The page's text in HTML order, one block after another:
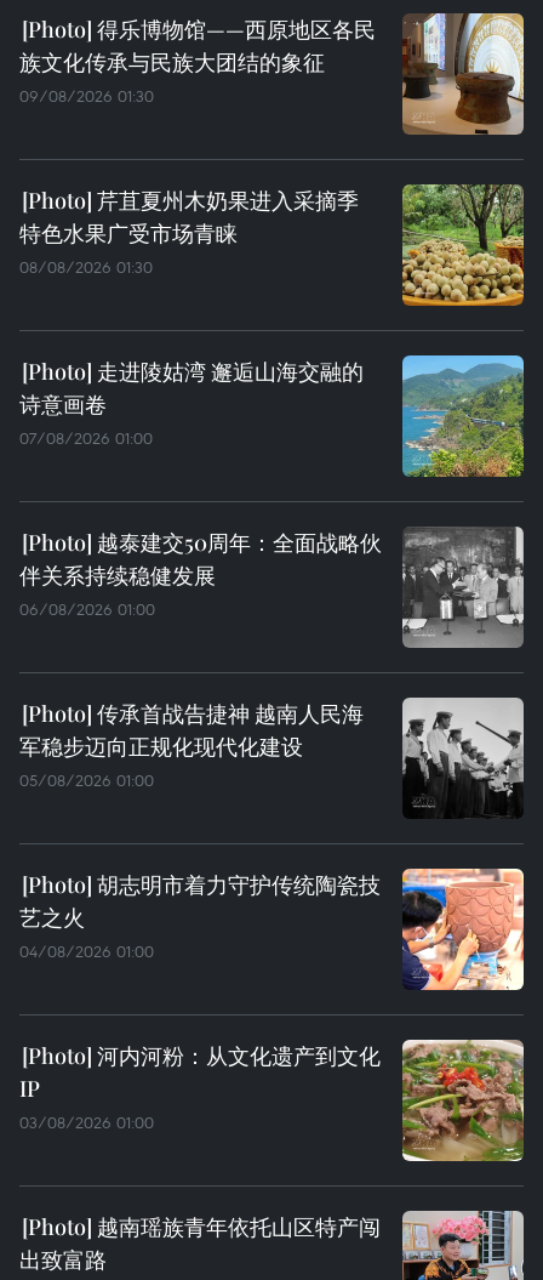
得乐博物馆——西原地区各民
族文化传承与民族大团结的象征
09/08/2026 01:30
芹苴夏州木奶果进入采摘季
特色水果广受市场青睐
08/08/2026 01:30
走进陵姑湾 邂逅山海交融的
诗意画卷
07/08/2026 01:00
越泰建交50周年：全面战略伙
伴关系持续稳健发展
06/08/2026 01:00
传承首战告捷神 越南人民海
军稳步迈向正规化现代化建设
05/08/2026 01:00
胡志明市着力守护传统陶瓷技
艺之火
04/08/2026 01:00
河内河粉：从文化遗产到文化
IP
03/08/2026 01:00
越南瑶族青年依托山区特产闯
出致富路